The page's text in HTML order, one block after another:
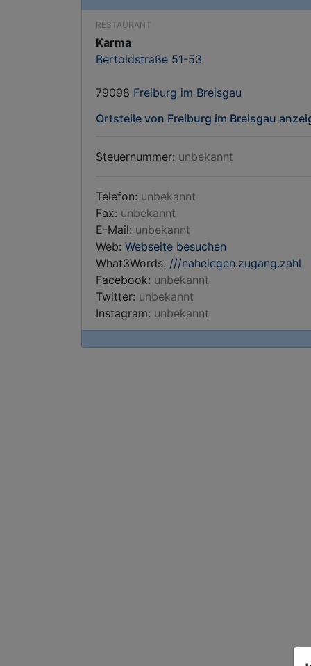
RESTAURANT
Karma
Bertoldstraße 51-53
79098 Freiburg im Breisgau
Ortsteile von Freiburg im Breisgau
Steuernummer: unbekannt
Telefon: unbekannt
Fax: unbekannt
E-Mail: unbekannt
Web: Webseite besuchen
What3Words: ///nahelegen.zugang.zahl
Facebook: unbekannt
Twitter: unbekannt
Instagram: unbekannt